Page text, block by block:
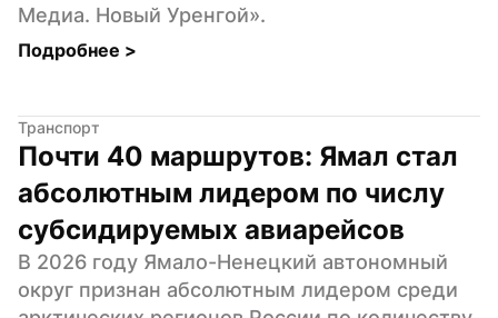
Медиа. Новый Уренгой».
Подробнее >
Транспорт
Почти 40 маршрутов: Ямал стал
абсолютным лидером по числу
субсидируемых авиарейсов
В 2026 году Ямало-Ненецкий автономный
округ признан абсолютным лидером среди